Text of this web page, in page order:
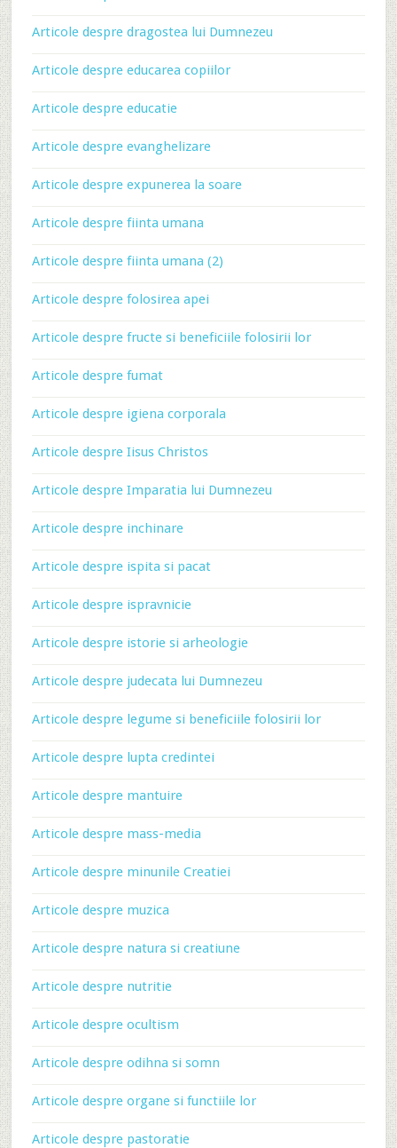
Articole despre dragostea lui Dumnezeu
Articole despre educarea copiilor
Articole despre educatie
Articole despre evanghelizare
Articole despre expunerea la soare
Articole despre fiinta umana
Articole despre fiinta umana (2)
Articole despre folosirea apei
Articole despre fructe si beneficiile folosirii lor
Articole despre fumat
Articole despre igiena corporala
Articole despre Iisus Christos
Articole despre Imparatia lui Dumnezeu
Articole despre inchinare
Articole despre ispita si pacat
Articole despre ispravnicie
Articole despre istorie si arheologie
Articole despre judecata lui Dumnezeu
Articole despre legume si beneficiile folosirii lor
Articole despre lupta credintei
Articole despre mantuire
Articole despre mass-media
Articole despre minunile Creatiei
Articole despre muzica
Articole despre natura si creatiune
Articole despre nutritie
Articole despre ocultism
Articole despre odihna si somn
Articole despre organe si functiile lor
Articole despre pastoratie